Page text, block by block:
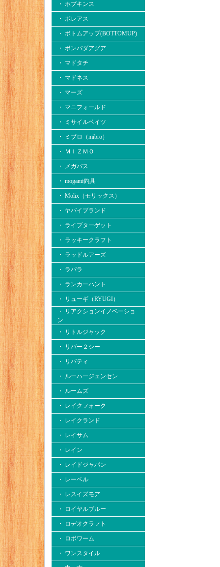
・ ホプキンス
・ ボレアス
・ ボトムアップ(BOTTOMUP)
・ ボンバダアグア
・ マドタチ
・ マドネス
・ マーズ
・ マニフォールド
・ ミサイルベイツ
・ ミブロ（mibro）
・ ＭＩＺＭＯ
・ メガバス
・ mogami釣具
・ Molix（モリックス）
・ ヤバイブランド
・ ライブターゲット
・ ラッキークラフト
・ ラッドルアーズ
・ ラパラ
・ ランカーハント
・ リューギ（RYUGI）
・ リアクションイノベーショ
ン
・ リトルジャック
・ リバー２シー
・ リバティ
・ ルーハージェンセン
・ ルームズ
・ レイクフォーク
・ レイクランド
・ レイサム
・ レイン
・ レイドジャパン
・ レーベル
・ レスイズモア
・ ロイヤルブルー
・ ロデオクラフト
・ ロボワーム
・ ワンスタイル